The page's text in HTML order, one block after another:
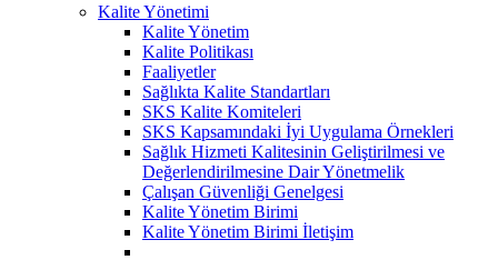
Kalite Yönetimi
Kalite Yönetim
Kalite Politikası
Faaliyetler
Sağlıkta Kalite Standartları
SKS Kalite Komiteleri
SKS Kapsamındaki İyi Uygulama Örnekleri
Sağlık Hizmeti Kalitesinin Geliştirilmesi ve
Değerlendirilmesine Dair Yönetmelik
Çalışan Güvenliği Genelgesi
Kalite Yönetim Birimi
Kalite Yönetim Birimi İletişim